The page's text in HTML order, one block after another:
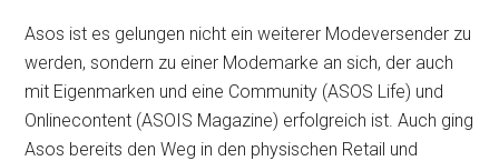
Asos ist es gelungen nicht ein weiterer Modeversender zu
werden, sondern zu einer Modemarke an sich, der auch
mit Eigenmarken und eine Community (ASOS Life) und
Onlinecontent (ASOIS Magazine) erfolgreich ist. Auch ging
Asos bereits den Weg in den physischen Retail und